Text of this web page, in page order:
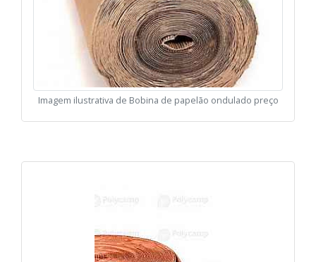
Imagem ilustrativa de Bobina de papelão ondulado preço